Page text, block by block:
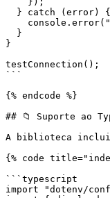
}
testConnection();
```
{% endcode %}
## 📁 Suporte ao
A biblioteca inclui
{% code
```typescript
import "dotenv/